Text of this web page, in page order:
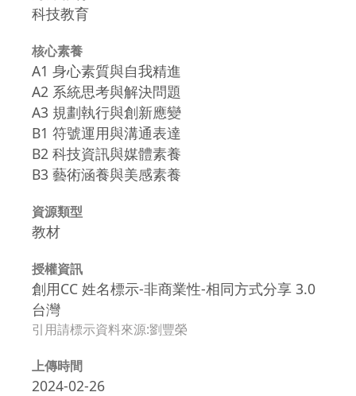
科技教育
核心素養
A1 身心素質與自我精進
A2 系統思考與解決問題
A3 規劃執行與創新應變
B1 符號運用與溝通表達
B2 科技資訊與媒體素養
B3 藝術涵養與美感素養
資源類型
教材
授權資訊
創用CC 姓名標示-非商業性-相同方式分享 3.0
台灣
引用請標示資料來源:劉豐榮
上傳時間
2024-02-26